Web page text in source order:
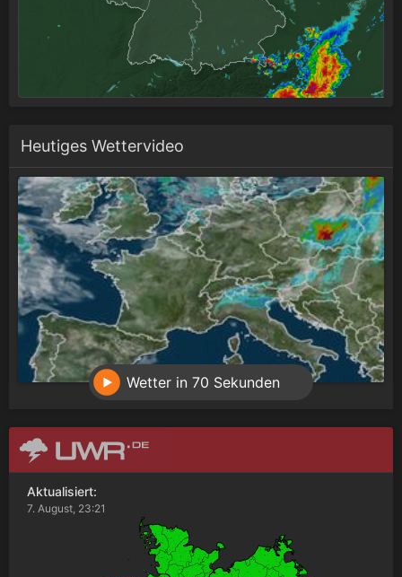
Heutiges Wettervideo
Wetter in 70 Sekunden
Aktualisiert:
7. August, 23:21